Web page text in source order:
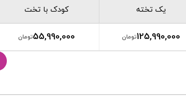
یک تخته کودک با تخت
125,990,000تومان 55,990,000تومان